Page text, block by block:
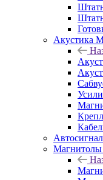
Акустика
Магнитолы